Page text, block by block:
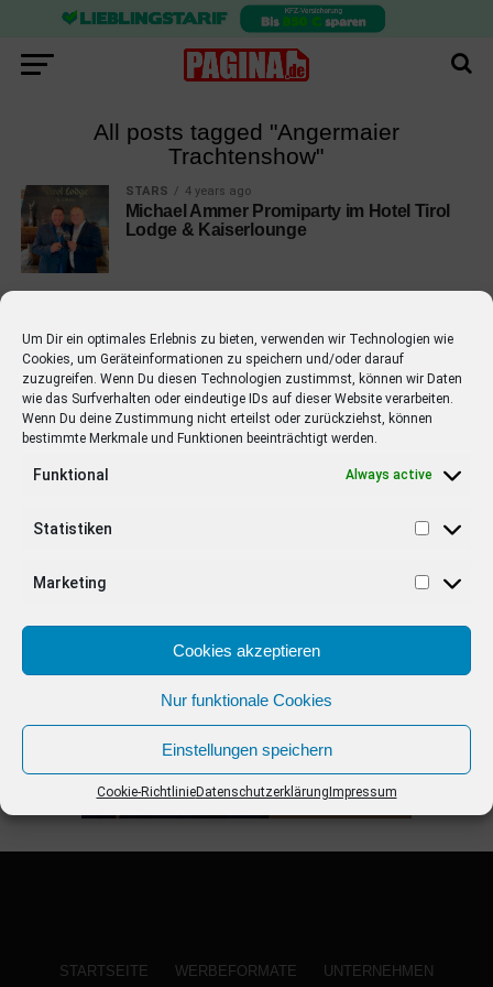
Um Dir ein optimales Erlebnis zu bieten, verwenden wir Technologien wie
Cookies, um Geräteinformationen zu speichern und/oder darauf
zuzugreifen. Wenn Du diesen Technologien zustimmst, können wir Daten
wie das Surfverhalten oder eindeutige IDs auf dieser Website verarbeiten.
Wenn Du deine Zustimmung nicht erteilst oder zurückziehst, können
bestimmte Merkmale und Funktionen beeinträchtigt werden.
Funktional Always active
Statistiken
Marketing
Cookies akzeptieren
Nur funktionale Cookies
Einstellungen speichern
Cookie-RichtlinieDatenschutzerklärung Impressum
All posts tagged "Angermaier
Trachtenshow"
STARS 4 years ago
Michael Ammer Promiparty im Hotel Tirol
Lodge & Kaiserlounge
EMPFOHLEN
STARS 4 years ago
Barbara Schöneberger Moderatorin
STARTSEITE WERBEFORMATE UNTERNEHMEN